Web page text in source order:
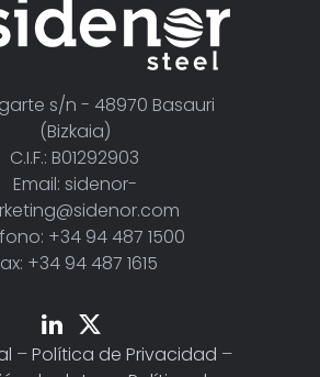
s/n - 48970 Basauri
(Bizkaia)
C.I.F.: B01292903
Email: sidenor-
+34 94 487 1500
+34 94 487 1615
–Política de Privacidad –